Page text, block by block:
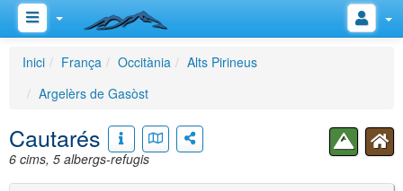
Inici França Occitània
Alts Pirineus
Argelèrs de Gasòst
Cautarés
6 cims, 5 albergs-refugis